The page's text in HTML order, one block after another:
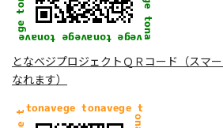
となベジプロジェクトＱＲコード（スマ
なれます）